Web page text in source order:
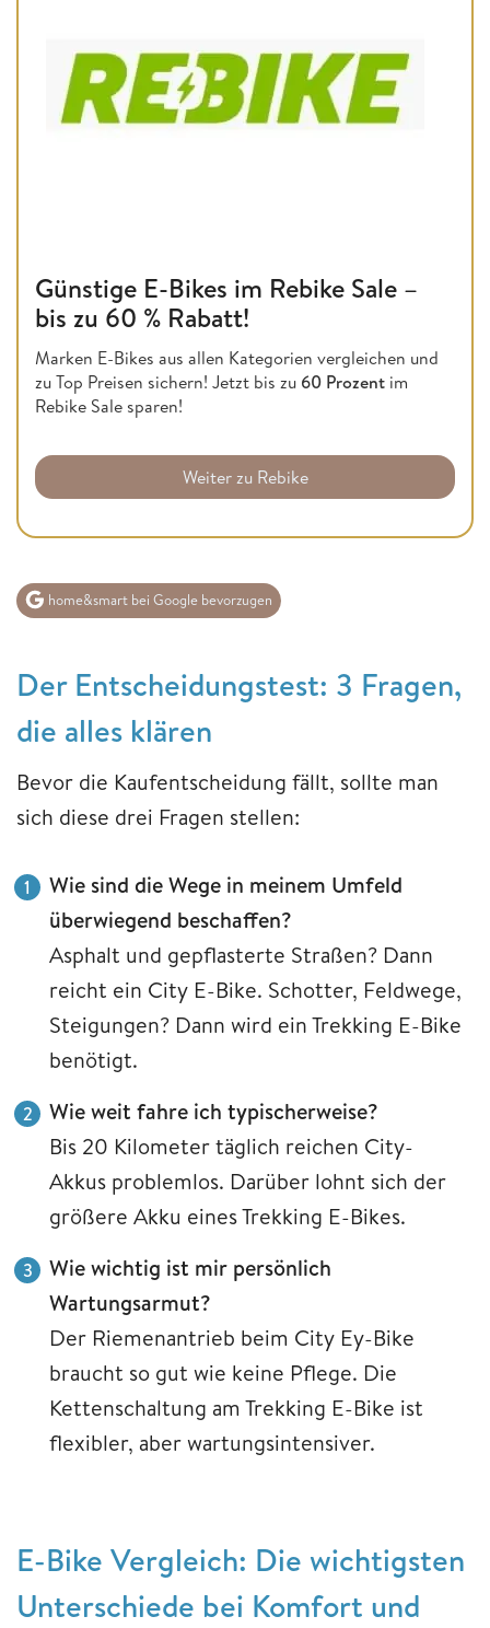
Günstige E-Bikes im Rebike Sale –
bis zu 60 % Rabatt!
Marken E-Bikes aus allen Kategorien vergleichen und
zu Top Preisen sichern! Jetzt bis zu 60 Prozent im
Rebike Sale sparen!
Weiter zu Rebike
home&smart bei Google bevorzugen
Der Entscheidungstest: 3 Fragen,
die alles klären
Bevor die Kaufentscheidung fällt, sollte man
sich diese drei Fragen stellen:
Wie sind die Wege in meinem Umfeld
überwiegend beschaffen?
Asphalt und gepflasterte Straßen? Dann
reicht ein City E-Bike. Schotter, Feldwege,
Steigungen? Dann wird ein Trekking E-Bike
benötigt.
Wie weit fahre ich typischerweise?
Bis 20 Kilometer täglich reichen City-
Akkus problemlos. Darüber lohnt sich der
größere Akku eines Trekking E-Bikes.
Wie wichtig ist mir persönlich
Wartungsarmut?
Der Riemenantrieb beim City Ey-Bike
braucht so gut wie keine Pflege. Die
Kettenschaltung am Trekking E-Bike ist
flexibler, aber wartungsintensiver.
E-Bike Vergleich: Die wichtigsten
Unterschiede bei Komfort und